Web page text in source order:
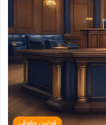
قوانین حقوقی